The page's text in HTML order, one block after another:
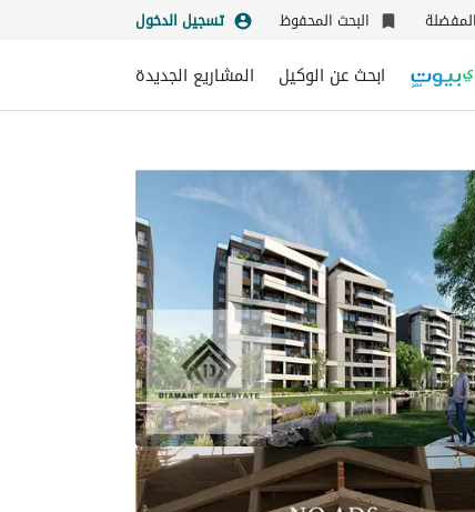
البحث المحفوظ تسجيل الدخول
ابحث عن الوكيل المشاريع الجديدة